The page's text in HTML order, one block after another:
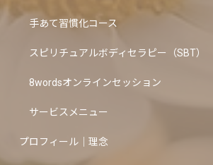
手あて習慣化コース
スピリチュアルボディセラピー（SBT）
8wordsオンラインセッション
サービスメニュー
プロフィール｜理念